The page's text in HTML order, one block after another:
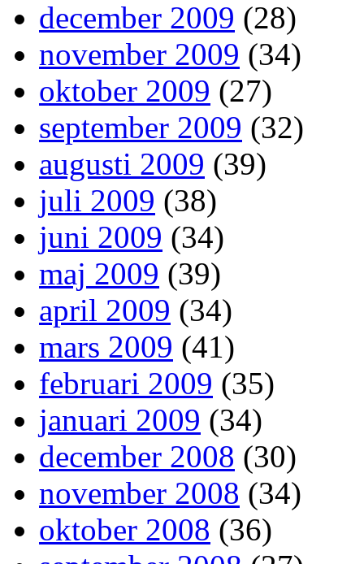
december 2009 (28)
november 2009 (34)
oktober 2009 (27)
september 2009 (32)
augusti 2009 (39)
juli 2009 (38)
juni 2009 (34)
maj 2009 (39)
april 2009 (34)
mars 2009 (41)
februari 2009 (35)
januari 2009 (34)
december 2008 (30)
november 2008 (34)
oktober 2008 (36)